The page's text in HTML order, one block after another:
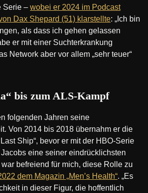
Serie – wobei er 2024 im Podcast
Dax Shepard (51) klarstellte: „Ich bin
als dass ich gehen gelassen
er mit einer Suchterkrankung
Network aber vor allem „sehr teuer“
bis zum ALS-Kampf
folgenden Jahren seine
Von 2014 bis 2018 übernahm er die
Ship“, bevor er mit der HBO-Serie
Jacobs eine seiner eindrücklichsten
befreiend für mich, diese Rolle zu
dem Magazin „Men’s Health“. „Es
in dieser Figur, die hoffentlich